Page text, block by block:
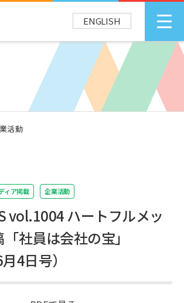
ENGLISH
活動
ィア掲載 企業活動
vol.1004 ハートフルメッ
社員は会社の宝」
4日号）